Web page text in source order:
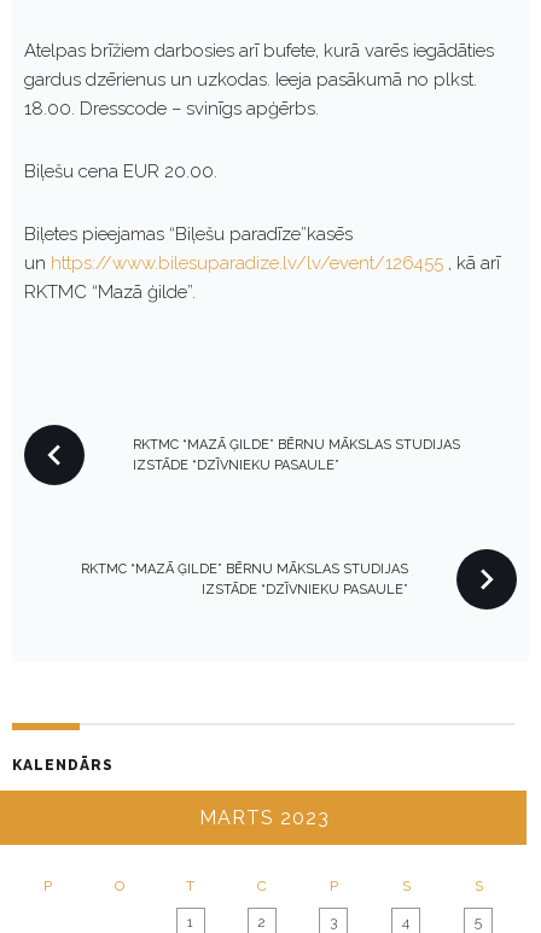
Atelpas brīžiem darbosies arī bufete, kurā varēs iegādāties
gardus dzērienus un uzkodas. Ieeja pasākumā no plkst.
18.00. Dresscode – svinīgs apģērbs.
Biļešu cena EUR 20.00.
Biļetes pieejamas “Biļešu paradīze”kasēs
un https://www.bilesuparadize.lv/lv/event/126455 , kā arī
RKTMC “Mazā ģilde”.
O
S
I
N
RKTMC “MAZĀ ĢILDE” BĒRNU MĀKSLAS STUDIJAS
IZSTĀDE “DZĪVNIEKU PASAULE”
RKTMC “MAZĀ ĢILDE” BĒRNU MĀKSLAS STUDIJAS
IZSTĀDE “DZĪVNIEKU PASAULE”
KALENDĀRS
MARTS 2023
P O T C P S S
1 2 3 4 5